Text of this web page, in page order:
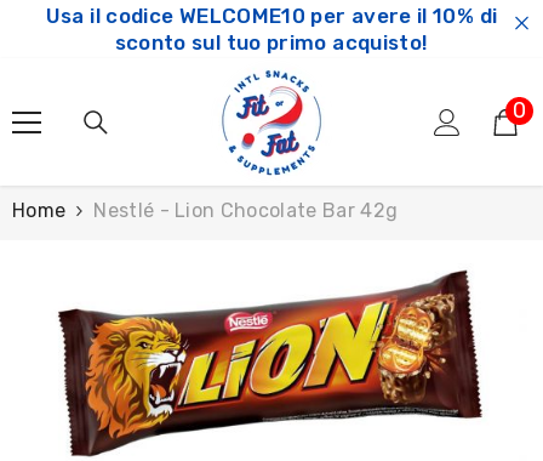
SKIP TO CONTENT
Usa il codice WELCOME10 per avere il 10% di
sconto sul tuo primo acquisto!
00
Home Nestlé - Lion Chocolate Bar 42g